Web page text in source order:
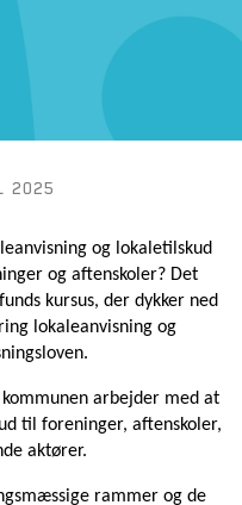
2025
og lokaletilskud
og aftenskoler? Det
kursus, der dykker ned
lokaleanvisning og
arbejder med at
til foreninger, aftenskoler,
aktører.
rammer og de